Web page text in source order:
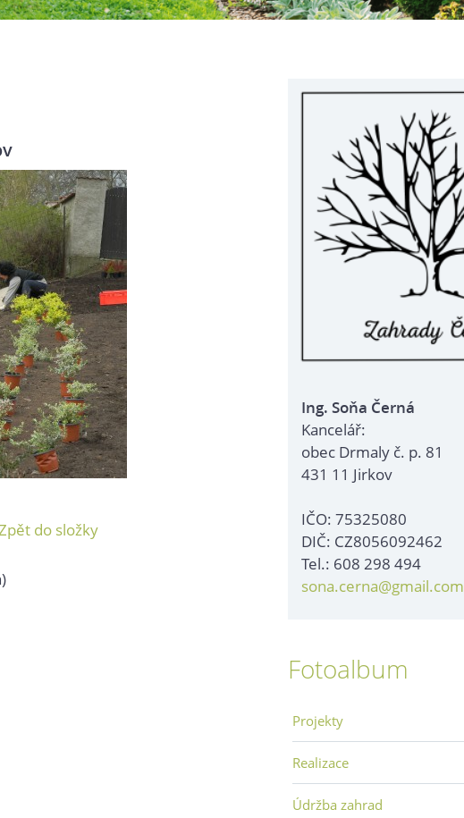
do složky
Ing. Soňa Černá
Kancelář:
obec Drmaly č. p. 81
431 11 Jirkov
IČO: 75325080
DIČ: CZ8056092462
Tel.: 608 298 494
sona.cerna@gmail.com
Fotoalbum
Projekty
Realizace
Údržba zahrad